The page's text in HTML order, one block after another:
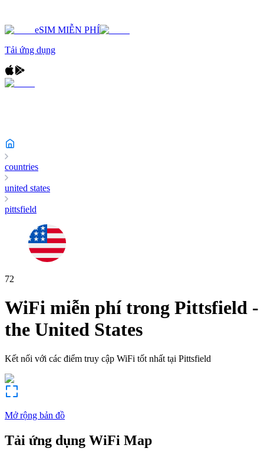
eSIM MIỄN PHÍ
Tải ứng dụng
countries
united states
pittsfield
72
WiFi miễn phí trong Pittsfield -
the United States
Kết nối với các điểm truy cập WiFi tốt nhất tại Pittsfield
Mở rộng bản đồ
Tải ứng dụng WiFi Map